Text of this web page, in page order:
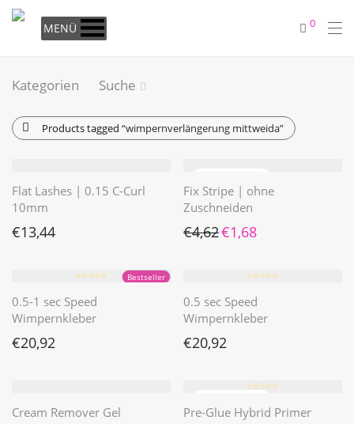
MENÜ 0
Kategorien Suche
Products tagged “wimpernverlängerung mittweida”
Flat Lashes | 0.15 C-Curl
10mm
€13,44
Fix Stripe | ohne
Zuschneiden
€4,62 Ursprünglicher Preis war:
€1,68
Bestseller
⭐️⭐️⭐️⭐️⭐️
0.5-1 sec Speed
Wimpernkleber
€20,92
⭐️⭐️⭐️⭐️⭐️
0.5 sec Speed
Wimpernkleber
€20,92
Cream Remover Gel
⭐️⭐️⭐️⭐️⭐️
Pre-Glue Hybrid Primer